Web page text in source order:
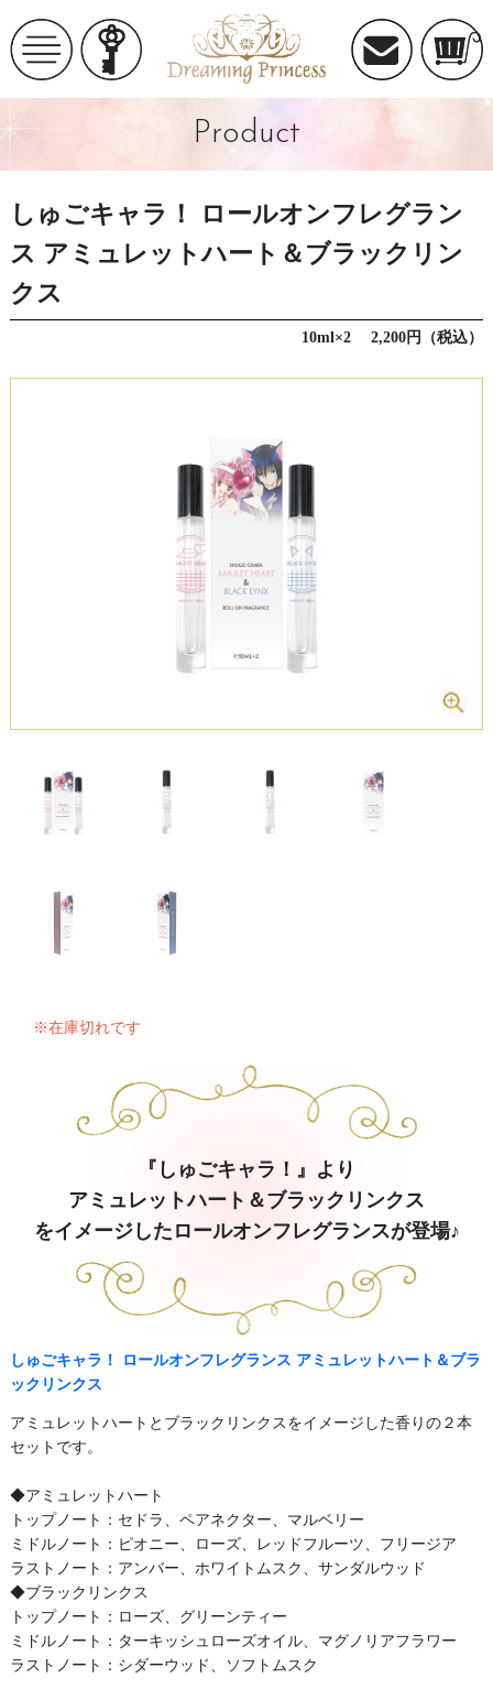
Product
しゅごキャラ！ ロールオンフレグラン
ス アミュレットハート＆ブラックリン
クス
10ml×2 2,200円（税込）
※在庫切れです
『しゅごキャラ！』より
アミュレットハート＆ブラックリンクス
をイメージしたロールオンフレグランスが登場♪
しゅごキャラ！ ロールオンフレグランス アミュレットハート＆ブラ
ックリンクス
アミュレットハートとブラックリンクスをイメージした香りの２本
セットです。
◆アミュレットハート
トップノート：セドラ、ペアネクター、マルベリー
ミドルノート：ピオニー、ローズ、レッドフルーツ、フリージア
ラストノート：アンバー、ホワイトムスク、サンダルウッド
◆ブラックリンクス
トップノート：ローズ、グリーンティー
ミドルノート：ターキッシュローズオイル、マグノリアフラワー
ラストノート：シダーウッド、ソフトムスク